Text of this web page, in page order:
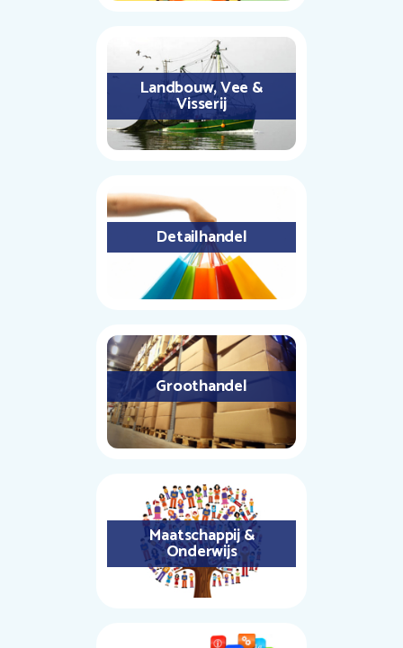
Landbouw, Vee &
Visserij
Detailhandel
Groothandel
Maatschappij &
Onderwijs